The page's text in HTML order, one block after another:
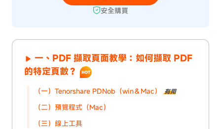
安全購買
一、PDF 擷取頁面教學：如何擷取 PDF
的特定頁數？
（一）Tenorshare PDNob（win＆Mac） 有用
（二）預覽程式（Mac）
（三）線上工具